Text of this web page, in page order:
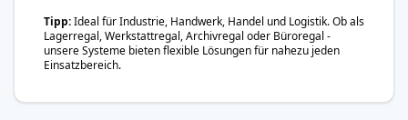
Tipp Ideal für Industrie, Handwerk, Handel und Logistik. Ob als
Lagerregal, Werkstattregal, Archivregal oder Büroregal -
unsere Systeme bieten flexible Lösungen für nahezu jeden
Einsatzbereich.